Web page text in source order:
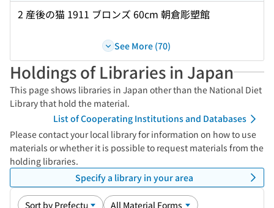
2 産後の猫 1911 ブロンズ 60cm 朝倉彫塑館
See More (70)
Holdings of Libraries in Japan
This page shows libraries in Japan other than the National Diet
Library that hold the material.
List of Cooperating Institutions and Databases
Please contact your local library for information on how to use
materials or whether it is possible to request materials from the
holding libraries.
Specify a library in your area